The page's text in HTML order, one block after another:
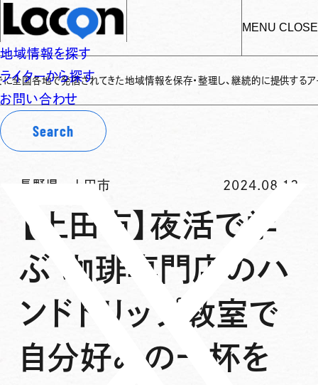
MENU CLOSE
地域情報を探す
ライターから探す
お問い合わせ
Search
信されてきた地域情報を保存・整理し、継続的に提供するアーカイブサイ
長野県 上田市 2024.08.13
【上田市】夜活で学
ぶ 珈琲専門店のハ
ンドドリップ教室で
自分好みの一杯を